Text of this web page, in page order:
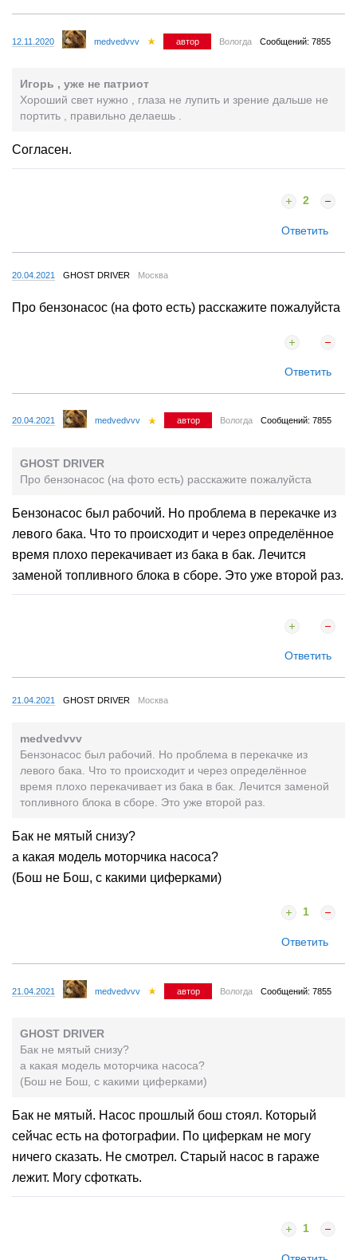
12.11.2020 medvedvvv автор Вологда Сообщений: 7855
Игорь , уже не патриот
Хороший свет нужно , глаза не лупить и зрение дальше не
портить , правильно делаешь .
Согласен.
2
Ответить
20.04.2021 GHOST DRIVER Москва
Про бензонасос (на фото есть) расскажите пожалуйста
Ответить
20.04.2021 medvedvvv автор Вологда Сообщений: 7855
GHOST DRIVER
Про бензонасос (на фото есть) расскажите пожалуйста
Бензонасос был рабочий. Но проблема в перекачке из
левого бака. Что то происходит и через определённое
время плохо перекачивает из бака в бак. Лечится
заменой топливного блока в сборе. Это уже второй раз.
Ответить
21.04.2021 GHOST DRIVER Москва
medvedvvv
Бензонасос был рабочий. Но проблема в перекачке из
левого бака. Что то происходит и через определённое
время плохо перекачивает из бака в бак. Лечится заменой
топливного блока в сборе. Это уже второй раз.
Бак не мятый снизу?
а какая модель моторчика насоса?
(Бош не Бош, с какими циферками)
1
Ответить
21.04.2021 medvedvvv автор Вологда Сообщений: 7855
GHOST DRIVER
Бак не мятый снизу?
а какая модель моторчика насоса?
(Бош не Бош, с какими циферками)
Бак не мятый. Насос прошлый бош стоял. Который
сейчас есть на фотографии. По циферкам не могу
ничего сказать. Не смотрел. Старый насос в гараже
лежит. Могу сфоткать.
1